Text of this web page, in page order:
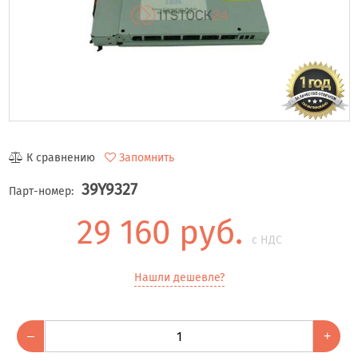
К сравнению Запомнить
Парт-номер: 39Y9327
29 160 руб. с НДС
Нашли дешевле?
– +